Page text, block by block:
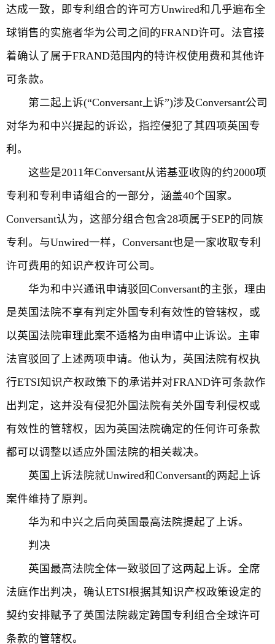
达成一致，即专利组合的许可方Unwired和几乎遍布全
球销售的实施者华为公司之间的FRAND许可。法官接
着确认了属于FRAND范围内的特许权使用费和其他许
可条款。
第二起上诉(“Conversant上诉”)涉及Conversant公司
对华为和中兴提起的诉讼，指控侵犯了其四项英国专
利。
这些是2011年Conversant从诺基亚收购的约2000项
专利和专利申请组合的一部分，涵盖40个国家。
Conversant认为，这部分组合包含28项属于SEP的同族
专利。与Unwired一样，Conversant也是一家收取专利
许可费用的知识产权许可公司。
华为和中兴通讯申请驳回Conversant的主张，理由
是英国法院不享有判定外国专利有效性的管辖权，或
以英国法院审理此案不适格为由申请中止诉讼。主审
法官驳回了上述两项申请。他认为，英国法院有权执
行ETSI知识产权政策下的承诺并对FRAND许可条款作
出判定，这并没有侵犯外国法院有关外国专利侵权或
有效性的管辖权，因为英国法院确定的任何许可条款
都可以调整以适应外国法院的相关裁决。
英国上诉法院就Unwired和Conversant的两起上诉
案件维持了原判。
华为和中兴之后向英国最高法院提起了上诉。
判决
英国最高法院全体一致驳回了这两起上诉。全席
法庭作出判决，确认ETSI根据其知识产权政策设定的
契约安排赋予了英国法院裁定跨国专利组合全球许可
条款的管辖权。